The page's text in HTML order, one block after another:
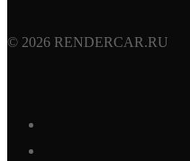
© 2026 RENDERCAR.RU